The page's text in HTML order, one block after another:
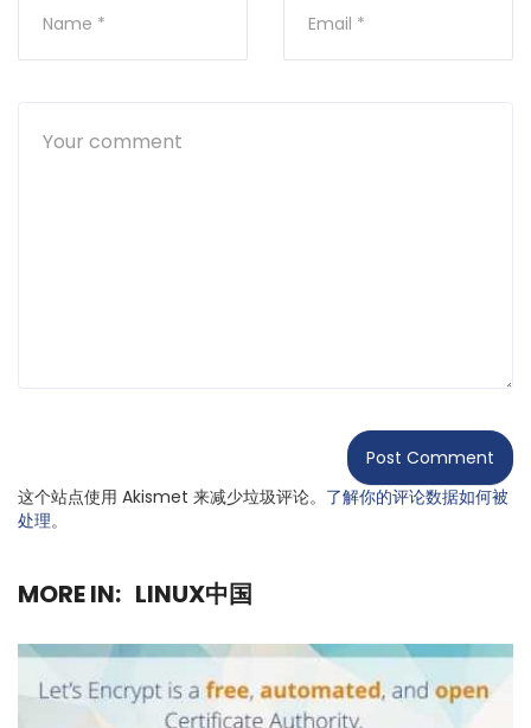
这个站点使用 Akismet 来减少垃圾评论。 了解你的评论数据如何被
处理。
MORE IN: LINUX中国